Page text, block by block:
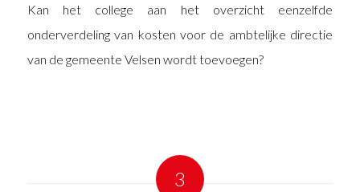
Kan het college aan het overzicht eenzelfde
onderverdeling van kosten voor de ambtelijke directie
van de gemeente Velsen wordt toevoegen?
3